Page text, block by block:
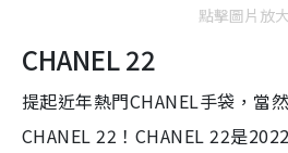
點擊圖片放大
CHANEL 22
提起近年熱門CHANEL手袋，當
CHANEL 22！CHANEL 22是